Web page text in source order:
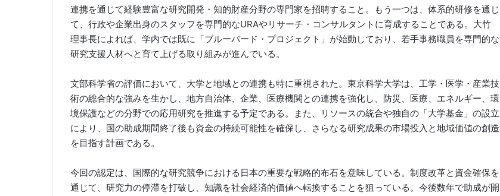
連携を通じて経験豊富な研究開発・知的財産分野の専門家を招聘すること。もう一つは、体系的研修を通じ
て、行政や企業出身のスタッフを専門的なURAやリサーチ・コンサルタントに育成することである。大竹
理事長によれば、学内では既に「ブルーバード・プロジェクト」が始動しており、若手事務職員を専門的な
研究支援人材へと育て上げる取り組みが進んでいる。
文部科学省の評価において、大学と地域との連携も特に重視された。東京科学大学は、工学・医学・産業技
術の総合的な強みを生かし、地方自治体、企業、医療機関との連携を強化し、防災、医療、エネルギー、環
境保護などの分野での応用研究を推進する予定である。また、リソースの統合や独自の「大学基金」の設立
により、国の助成期間終了後も資金の持続可能性を確保し、さらなる研究成果の市場投入と地域価値の創造
を目指す計画である。
今回の認定は、国際的な研究競争における日本の重要な戦略的布石を意味している。制度改革と資金確保を
通じて、研究力の停滞を打破し、知識を社会経済的価値へ転換することを狙っている。今後数年で助成が開